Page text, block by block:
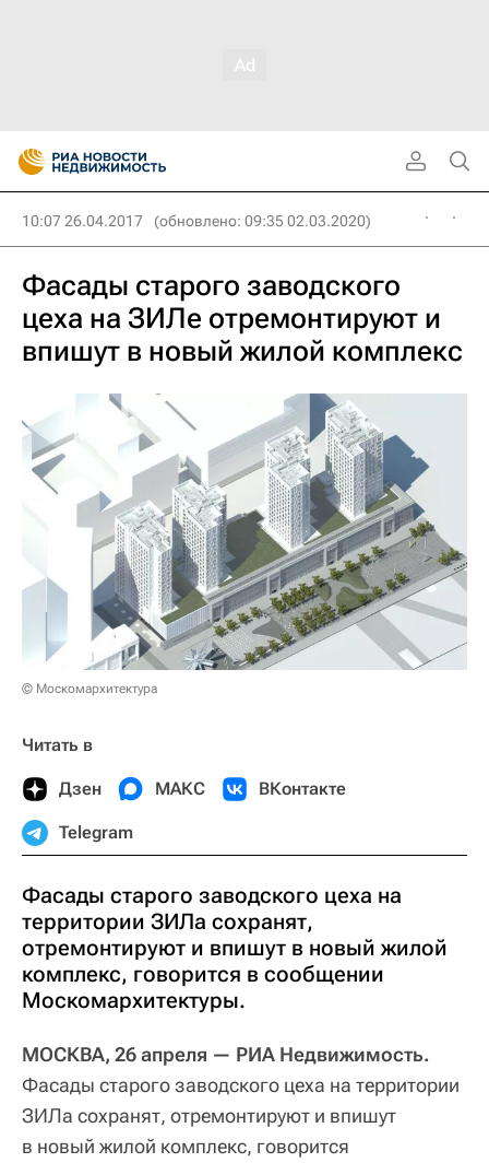
10:07 26.04.2017 (обновлено: 09:35 02.03.2020)
Фасады старого заводского
цеха на ЗИЛе отремонтируют и
впишут в новый жилой комплекс
© Москомархитектура
Читать в
Дзен МАКС ВКонтакте
Telegram
Фасады старого заводского цеха на
территории ЗИЛа сохранят,
отремонтируют и впишут в новый жилой
комплекс, говорится в сообщении
Москомархитектуры.
МОСКВА, 26 апреля — РИА Недвижимость.
Фасады старого заводского цеха на территории
ЗИЛа сохранят, отремонтируют и впишут
в новый жилой комплекс, говорится